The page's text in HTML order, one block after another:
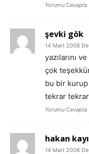
Yorumu Cevapla
şevki gök
14 Mart 2008
yazılarını
çok
bu bir kurup
tekrar
Yorumu Cevapla
hakan
14 Mart 2008